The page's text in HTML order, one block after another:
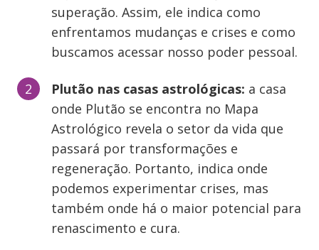
superação. Assim, ele indica como
enfrentamos mudanças e crises e como
buscamos acessar nosso poder pessoal.
Plutão nas casas astrológicas: a casa
onde Plutão se encontra no Mapa
Astrológico revela o setor da vida que
passará por transformações e
regeneração. Portanto, indica onde
podemos experimentar crises, mas
também onde há o maior potencial para
renascimento e cura.